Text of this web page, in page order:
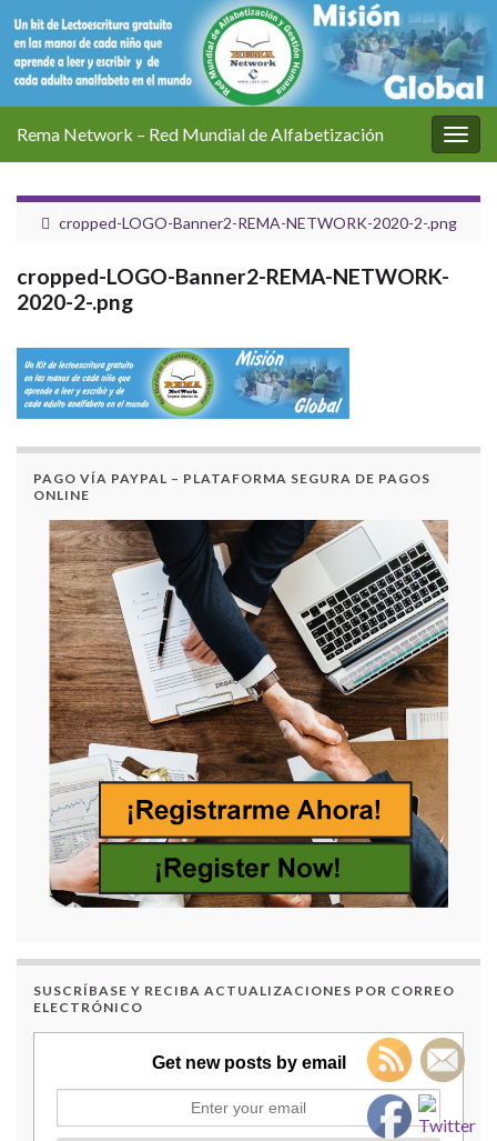
la
Rema Network – Red Mundial de Alfabetización
cropped-LOGO-Banner2-REMA-NETWORK-2020-2-.png
cropped-LOGO-Banner2-REMA-NETWORK-
2020-2-.png
PAGO VÍA PAYPAL – PLATAFORMA SEGURA DE PAGOS
ONLINE
SUSCRÍBASE Y RECIBA ACTUALIZACIONES POR CORREO
ELECTRÓNICO
Get new posts by email